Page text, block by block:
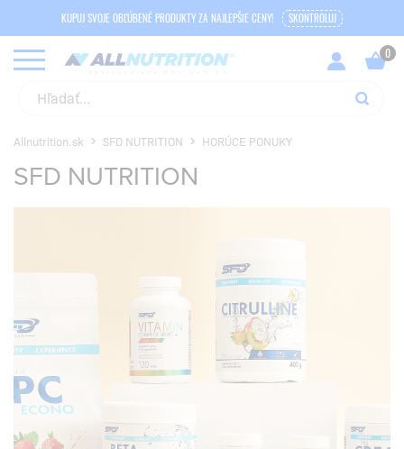
KUPUJ SVOJE OBĽÚBENÉ PRODUKTY ZA NAJLEPŠIE CENY! SKONTROLUJ
Allnutrition.sk SFD NUTRITION HORÚCE PONUKY
SFD NUTRITION